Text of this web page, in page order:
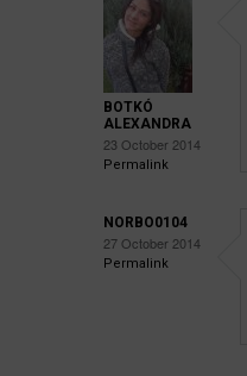
BOTKÓ
ALEXANDRA
23 October 2014
Permalink
NORBO0104
27 October 2014
Permalink